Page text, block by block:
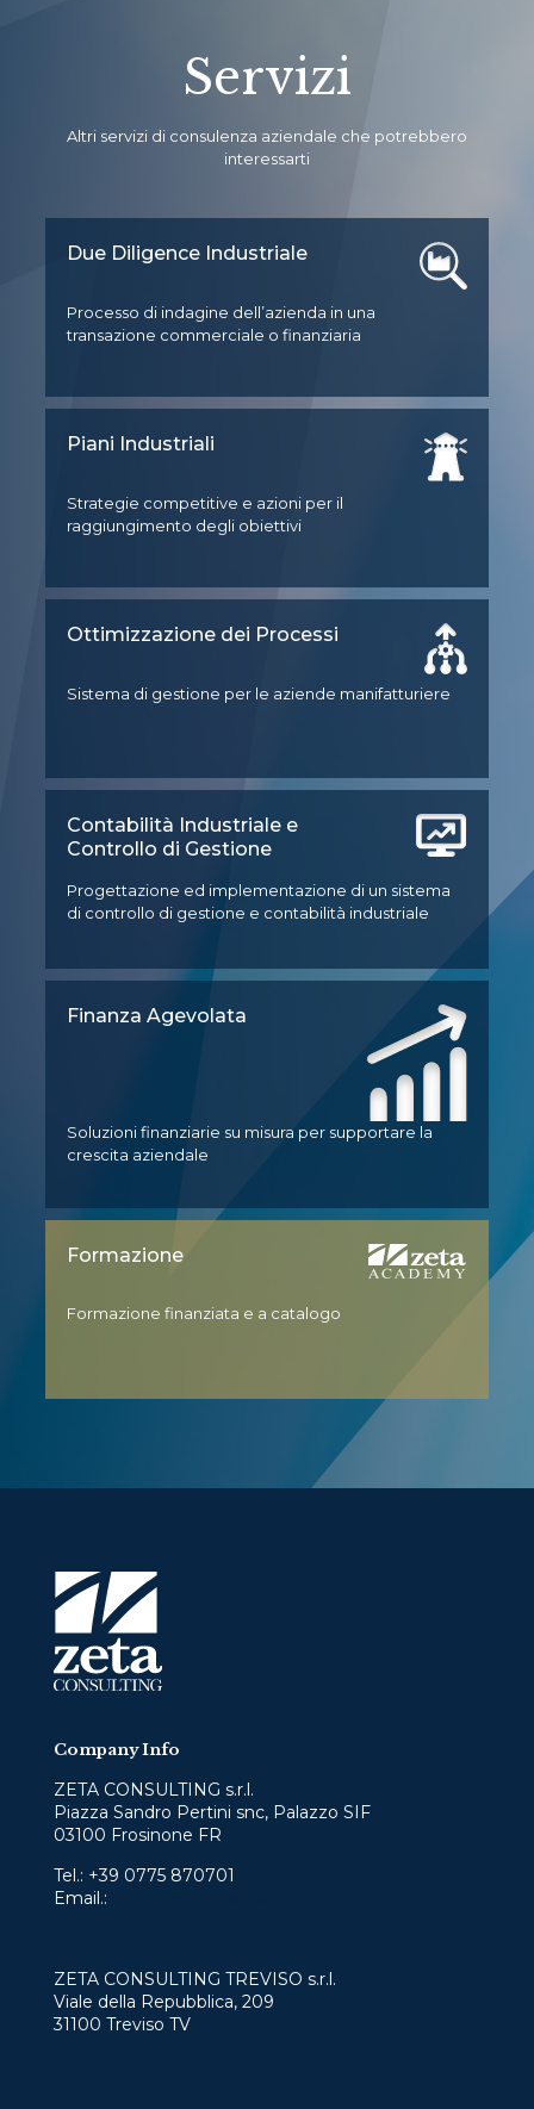
Servizi
Altri servizi di consulenza aziendale che potrebbero
interessarti
Due Diligence Industriale
Processo di indagine dell’azienda in una
transazione commerciale o finanziaria
Piani Industriali
Strategie competitive e azioni per il
raggiungimento degli obiettivi
Ottimizzazione dei Processi
Sistema di gestione per le aziende manifatturiere
Contabilità Industriale e
Controllo di Gestione
Progettazione ed implementazione di un sistema
di controllo di gestione e contabilità industriale
Finanza Agevolata
Soluzioni finanziarie su misura per supportare la
crescita aziendale
Formazione
Formazione finanziata e a catalogo
Company Info
ZETA CONSULTING s.r.l.
Piazza Sandro Pertini snc, Palazzo SIF
03100 Frosinone FR
Tel.: +39 0775 870701
Email.:
ZETA CONSULTING TREVISO s.r.l.
Viale della Repubblica, 209
31100 Treviso TV